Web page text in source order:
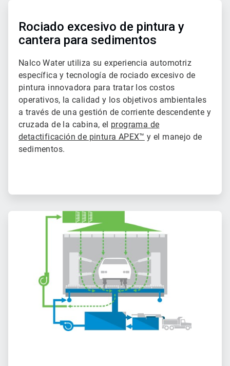
Rociado excesivo de pintura y
cantera para sedimentos
Nalco Water utiliza su experiencia automotriz
específica y tecnología de rociado excesivo de
pintura innovadora para tratar los costos
operativos, la calidad y los objetivos ambientales
a través de una gestión de corriente descendente y
cruzada de la cabina, el programa de
detactificación de pintura APEX™ y el manejo de
sedimentos.